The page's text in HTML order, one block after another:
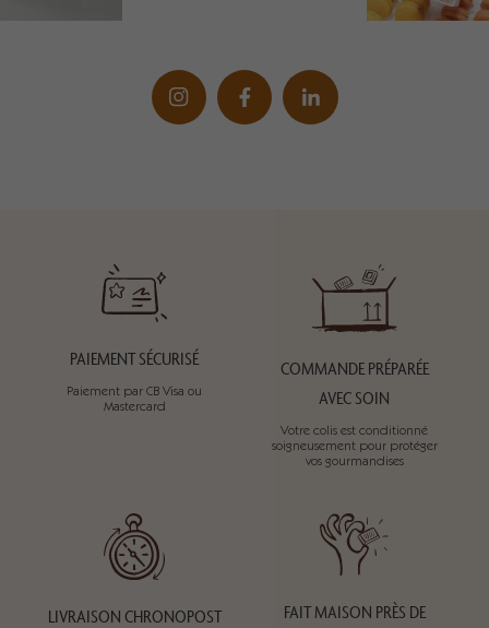
PAIEMENT SÉCURISÉ
Paiement par CB Visa ou
Mastercard
COMMANDE PRÉPARÉE
AVEC SOIN
Votre colis est conditionné
soigneusement pour protéger
vos gourmandises
LIVRAISON CHRONOPOST
FAIT MAISON PRÈS DE